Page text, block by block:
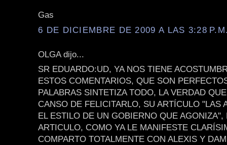
Gas
6 DE DICIEMBRE DE 2009 A LAS 3:28
OLGA dijo...
SR EDUARDO:UD, YA NOS TIENE
ESTOS COMENTARIOS, QUE SON
PALABRAS SINTETIZA TODO, LA VERDAD
CANSO DE FELICITARLO, SU ARTÍCULO "LAS
EL ESTILO DE UN GOBIERNO QUE AGONIZA",
ARTICULO, COMO YA LE MANIFESTE
COMPARTO TOTALMENTE CON ALEXIS Y